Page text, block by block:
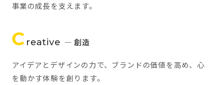
事業の成長を支えます。
C reative — 創造
アイデアとデザインの力で、ブランドの価値を高め、心
を動かす体験を創ります。